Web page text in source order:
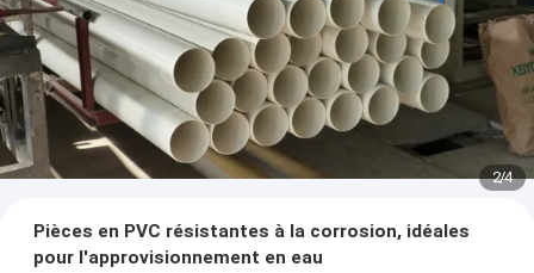
2/4
Pièces en PVC résistantes à la corrosion, idéales
pour l'approvisionnement en eau